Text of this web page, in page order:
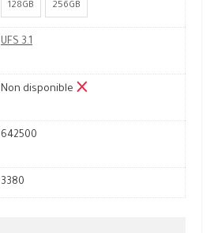
128GB 256GB
UFS 3.1
Non disponible
642500
3380